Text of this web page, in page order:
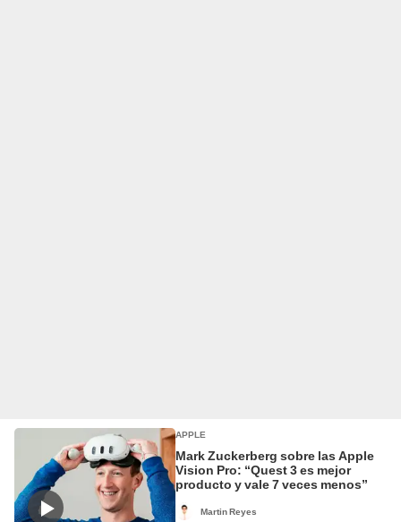
APPLE
Mark Zuckerberg sobre las Apple
Vision Pro: “Quest 3 es mejor
producto y vale 7 veces menos”
Martin Reyes